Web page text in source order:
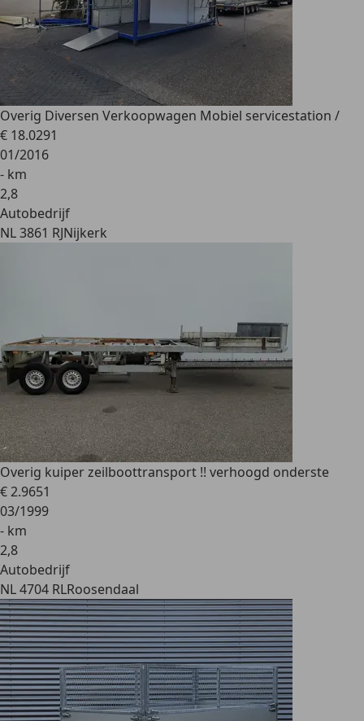
Overig Diversen Verkoopwagen Mobiel servicestation /
€ 18.0291
01/2016
- km
2,8
Autobedrijf
NL 3861 RJNijkerk
Overig kuiper zeilboottransport !! verhoogd onderste
€ 2.9651
03/1999
- km
2,8
Autobedrijf
NL 4704 RLRoosendaal